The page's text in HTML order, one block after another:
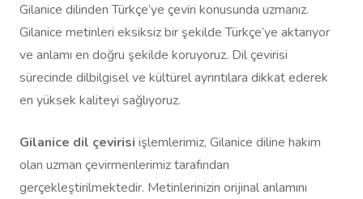
Gilanice dilinden Türkçe’ye çeviri konusunda uzmanız.
Gilanice metinleri eksiksiz bir şekilde Türkçe’ye aktarıyor
ve anlamı en doğru şekilde koruyoruz. Dil çevirisi
sürecinde dilbilgisel ve kültürel ayrıntılara dikkat ederek
en yüksek kaliteyi sağlıyoruz.
Gilanice dil çevirisi işlemlerimiz, Gilanice diline hakim
olan uzman çevirmenlerimiz tarafından
gerçekleştirilmektedir. Metinlerinizin orijinal anlamını